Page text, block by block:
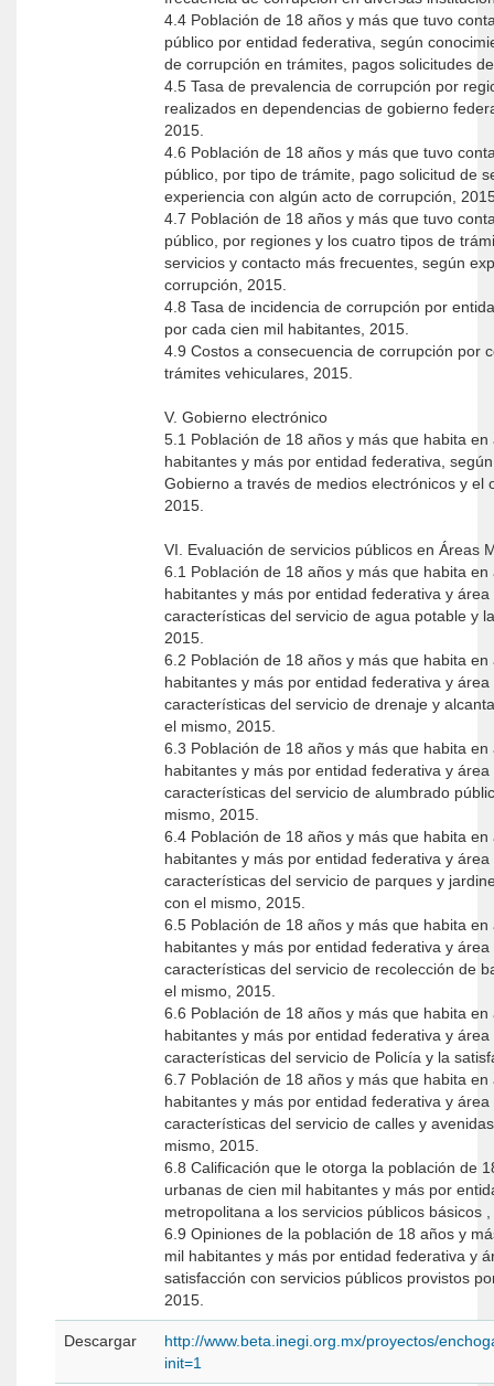
4.4 Población de 18 años y más que tuvo
público por entidad federativa, según
de corrupción en trámites, pagos solicitudes
4.5 Tasa de prevalencia de corrupción por
realizados en dependencias de gobierno
2015.
4.6 Población de 18 años y más que tuvo
público, por tipo de trámite, pago solicitud de
experiencia con algún acto de corrupción,
4.7 Población de 18 años y más que tuvo
público, por regiones y los cuatro tipos de
servicios y contacto más frecuentes, según
corrupción, 2015.
4.8 Tasa de incidencia de corrupción por
por cada cien mil habitantes, 2015.
4.9 Costos a consecuencia de corrupción por
trámites vehiculares, 2015.
V. Gobierno electrónico
5.1 Población de 18 años y más que habita
habitantes y más por entidad federativa,
Gobierno a través de medios electrónicos y el
2015.
VI. Evaluación de servicios públicos en Áreas
6.1 Población de 18 años y más que habita
habitantes y más por entidad federativa y
características del servicio de agua potable y
2015.
6.2 Población de 18 años y más que habita
habitantes y más por entidad federativa y
características del servicio de drenaje y
el mismo, 2015.
6.3 Población de 18 años y más que habita
habitantes y más por entidad federativa y
características del servicio de alumbrado
mismo, 2015.
6.4 Población de 18 años y más que habita
habitantes y más por entidad federativa y
características del servicio de parques y
con el mismo, 2015.
6.5 Población de 18 años y más que habita
habitantes y más por entidad federativa y
características del servicio de recolección de
el mismo, 2015.
6.6 Población de 18 años y más que habita
habitantes y más por entidad federativa y
características del servicio de Policía y la
6.7 Población de 18 años y más que habita
habitantes y más por entidad federativa y
características del servicio de calles y
mismo, 2015.
6.8 Calificación que le otorga la población de
urbanas de cien mil habitantes y más por
metropolitana a los servicios públicos básicos
6.9 Opiniones de la población de 18 años y
mil habitantes y más por entidad federativa y
satisfacción con servicios públicos provistos
2015.
Descargar
http://www.beta.inegi.org.mx/proyectos/
init=1